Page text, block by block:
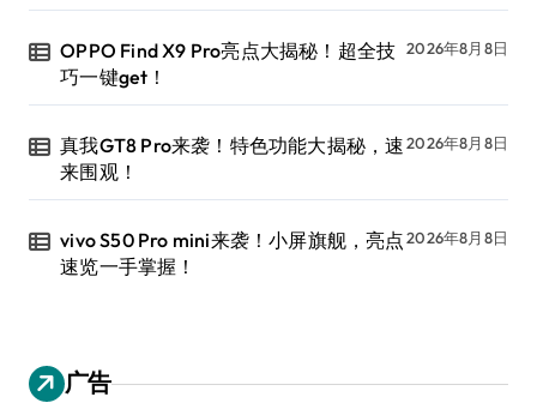
OPPO Find X9 Pro亮点大揭秘！超全技
巧一键get！
2026年8月8日
真我GT8 Pro来袭！特色功能大揭秘，速
来围观！
2026年8月8日
vivo S50 Pro mini来袭！小屏旗舰，亮点
速览一手掌握！
2026年8月8日
广告